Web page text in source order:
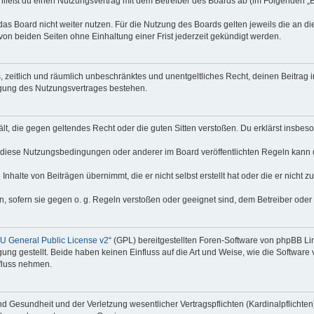
Board nicht weiter nutzen. Für die Nutzung des Boards gelten jeweils die an
beiden Seiten ohne Einhaltung einer Frist jederzeit gekündigt werden.
und räumlich unbeschränktes und unentgeltliches Recht, deinen Beitrag
des Nutzungsvertrages bestehen.
die gegen geltendes Recht oder die guten Sitten verstoßen. Du erklärst
Nutzungsbedingungen oder anderer im Board veröffentlichten Regeln
von Beiträgen übernimmt, die er nicht selbst erstellt hat oder die er nicht
sofern sie gegen o. g. Regeln verstoßen oder geeignet sind, dem Betreiber
General Public License v2“ (GPL) bereitgestellten Foren-Software von phpBB
gestellt. Beide haben keinen Einfluss auf die Art und Weise, wie die
nehmen.
Gesundheit und der Verletzung wesentlicher Vertragspflichten